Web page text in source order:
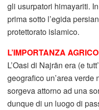
gli usurpatori himayariti.
prima sotto l’egida
protettorato islamico.
L’IMPORTANZA
L’Oasi di Najrān era (e
geografico un’area
sorgeva attorno ad una
dunque di un luogo di